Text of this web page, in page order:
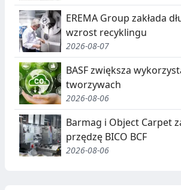
EREMA Group zakłada
wzrost recyklingu
2026-08-07
BASF zwiększa
tworzywach
2026-08-06
Barmag i Object Carpet
przędzę BICO BCF
2026-08-06